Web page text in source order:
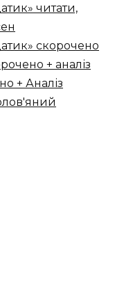
читати,
скорочено
+ аналіз
+ Аналіз